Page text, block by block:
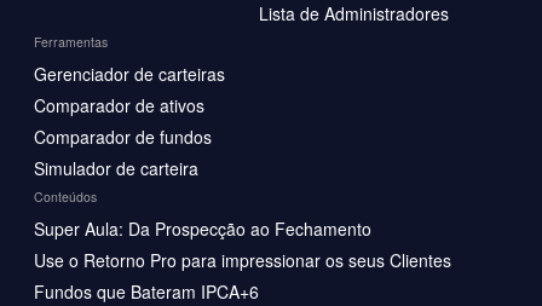
Lista de Administradores
Ferramentas
Gerenciador de carteiras
Comparador de ativos
Comparador de fundos
Simulador de carteira
Conteúdos
Super Aula: Da Prospecção ao Fechamento
Use o Retorno Pro para impressionar os seus Clientes
Fundos que Bateram IPCA+6